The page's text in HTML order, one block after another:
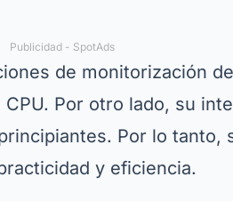
Publicidad - SpotAds
de monitorización
Por otro lado, su
Por lo tanto,
y eficiencia.